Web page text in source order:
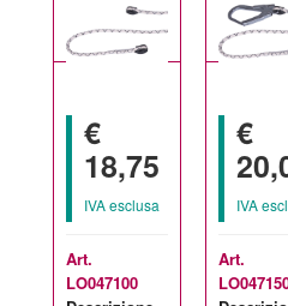
m
€
18,75
IVA esclusa
Art.
LO047100
€
IVA
Art.